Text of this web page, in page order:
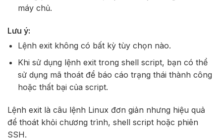
máy chủ.
Lưu ý:
Lệnh exit không có bất kỳ tùy chọn nào.
Khi sử dụng lệnh exit trong shell script, bạn có thể
sử dụng mã thoát để báo cáo trạng thái thành công
hoặc thất bại của script.
Lệnh exit là câu lệnh Linux đơn giản nhưng hiệu quả
để thoát khỏi chương trình, shell script hoặc phiên
SSH.